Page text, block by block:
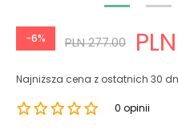
-6% PLN 277.00
Najniższa cena z ostatnich 30
0 opinii